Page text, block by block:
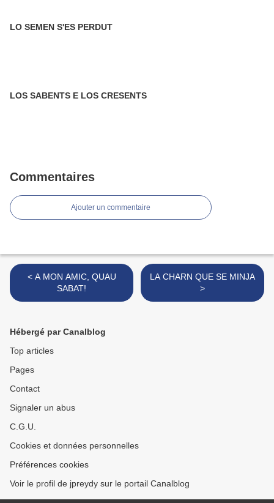
LO SEMEN S'ES PERDUT
LOS SABENTS E LOS CRESENTS
Commentaires
Ajouter un commentaire
< A MON AMIC, QUAU
SABAT!
LA CHARN QUE SE MINJA
>
Hébergé par Canalblog
Top articles
Pages
Contact
Signaler un abus
C.G.U.
Cookies et données personnelles
Préférences cookies
Voir le profil de jpreydy sur le portail Canalblog